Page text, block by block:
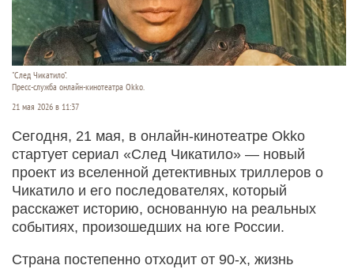
"След Чикатило".
Пресс-служба онлайн-кинотеатра Okko.
21 мая 2026 в 11:37
Сегодня, 21 мая, в онлайн-кинотеатре Okko
стартует сериал «След Чикатило» ― новый
проект из вселенной детективных триллеров о
Чикатило и его последователях, который
расскажет историю, основанную на реальных
событиях, произошедших на юге России.
Страна постепенно отходит от 90-х, жизнь